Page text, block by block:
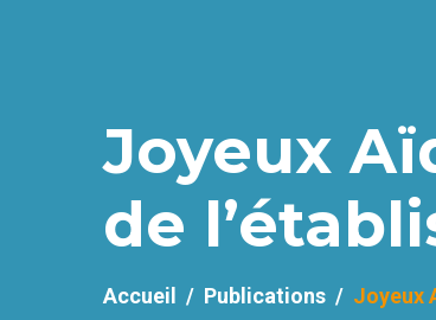
Joyeux
de
Accueil Publications Joyeux